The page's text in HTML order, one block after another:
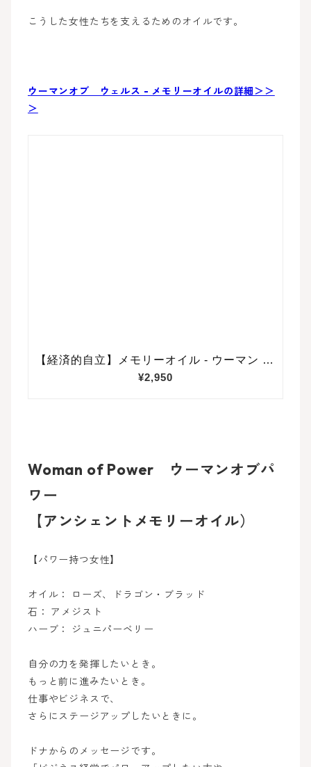
こうした女性たちを支えるためのオイルです。
ウーマンオブ ウェルス - メモリーオイルの詳細＞＞
＞
Woman of Power ウーマンオブパ
ワー
【アンシェントメモリーオイル）
【パワー持つ女性】
オイル： ローズ、ドラゴン・ブラッド
石： アメジスト
ハーブ： ジュニパーベリー
自分の力を発揮したいとき。
もっと前に進みたいとき。
仕事やビジネスで、
さらにステージアップしたいときに。
ドナからのメッセージです。